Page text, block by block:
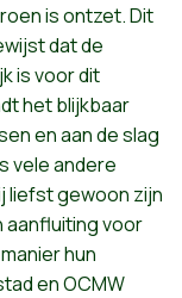
isontzet.Dit
datde
isvoordit
hetblijkbaar
enaande slag
veleandere
liefstgewoon zijn
aanfluitingvoor
manierhun
enOCMW